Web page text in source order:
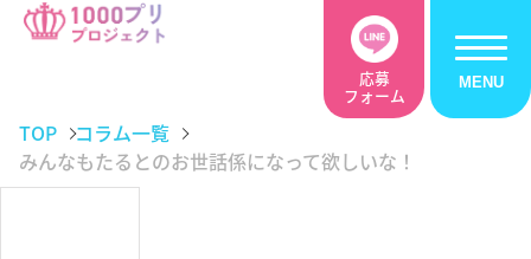
応募
フォーム
TOP
コラム一覧
みんなもたるとのお世話係になって欲しいな！